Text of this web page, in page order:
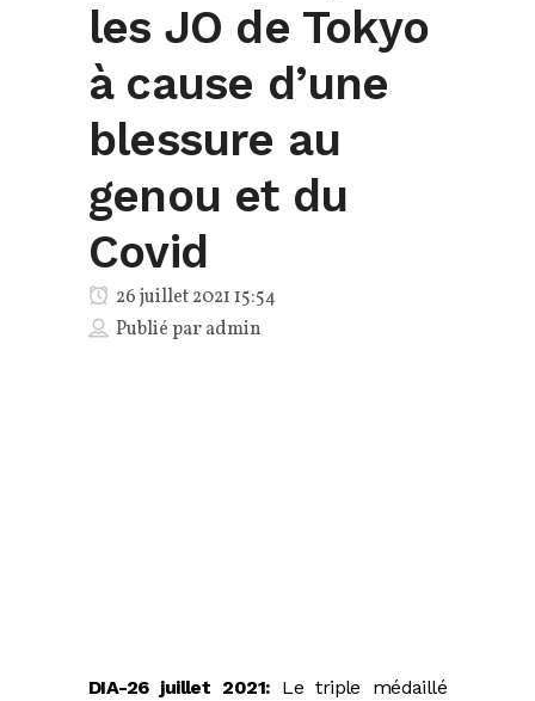
les JO de Tokyo
à cause d’une
blessure au
genou et du
Covid
26 juillet 2021 15:54
Publié paradmin
DIA-26 juillet 2021: Le triple médaillé